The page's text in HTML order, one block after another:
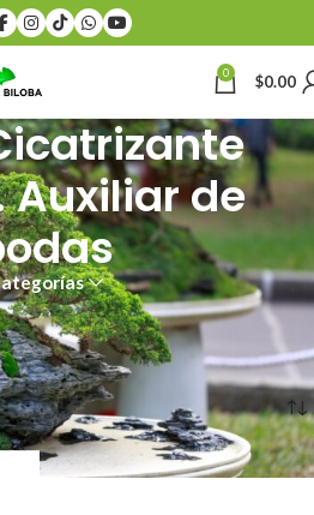
0 $0.00
Auxiliar de
Bonsaí. Auxiliar de podas”